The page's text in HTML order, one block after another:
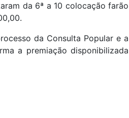
da 6ª a 10 colocação farão
da Consulta Popular e a
a premiação disponibilizada